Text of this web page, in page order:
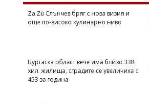
Za Zú Слънчев бряг с нова визия и
още по-високо кулинарно ниво
Бургаска област вече има близо 338
хил. жилища, сградите се увеличиха с
453 за година